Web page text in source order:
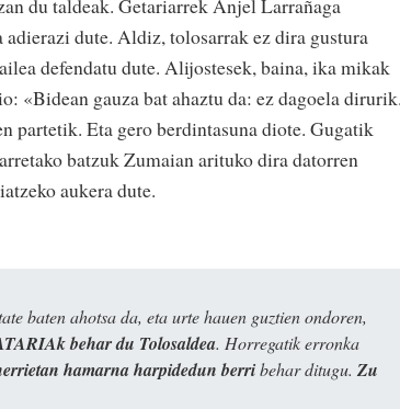
du taldeak. Getariarrek Anjel Larrañaga
dute. Aldiz, tolosarrak ez dira gustura
defendatu dute. Alijostesek, baina, ika mikak
«Bidean gauza bat ahaztu da: ez dagoela
partetik. Eta gero berdintasuna diote. Gugatik
batzuk Zumaian arituko dira datorren
aukera dute.
baten ahotsa da, eta urte hauen guztien ondoren,
behar du Tolosaldea. Horregatik erronka
hamarna harpidedun berribehar ditugu. Zu